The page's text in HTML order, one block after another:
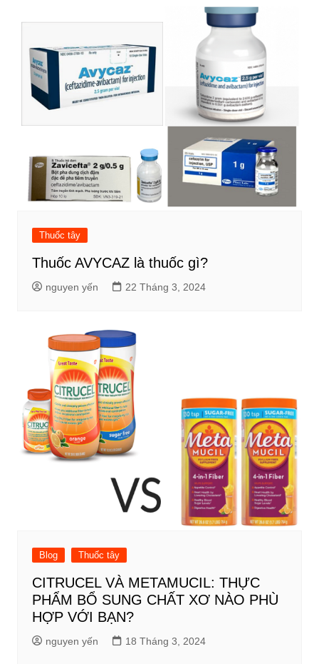
Thuốc tây
Thuốc AVYCAZ là thuốc gì?
nguyen yến 22 Tháng 3, 2024
Blog Thuốc tây
CITRUCEL VÀ METAMUCIL: THỰC
PHẨM BỔ SUNG CHẤT XƠ NÀO PHÙ
HỢP VỚI BẠN?
nguyen yến 18 Tháng 3, 2024